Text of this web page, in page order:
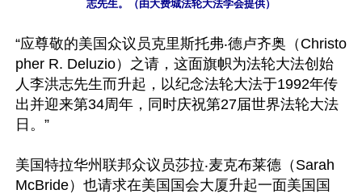
志先生。（由大费城法轮大法学会提供）
“应尊敬的美国众议员克里斯托弗‧德卢齐奥（Christo
pher R. Deluzio）之请，这面旗帜为法轮大法创始
人李洪志先生而升起，以纪念法轮大法于1992年传
出并迎来第34周年，同时庆祝第27届世界法轮大法
日。”
美国特拉华州联邦众议员莎拉‧麦克布莱德（Sarah
McBride）也请求在美国国会大厦升起一面美国国